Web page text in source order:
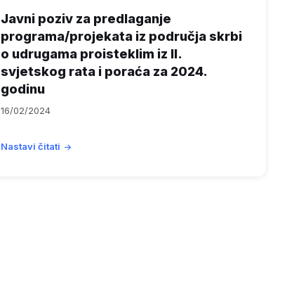
Javni poziv za predlaganje
programa/projekata iz područja skrbi
o udrugama proisteklim iz II.
svjetskog rata i poraća za 2024.
godinu
16/02/2024
Nastavi čitati